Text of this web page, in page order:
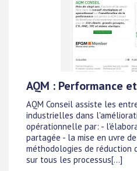
AQM : Performance
AQM Conseil assiste les
industrielles dans
opérationnelle par: -
partagée - la mise en uvre
méthodologies de réduction
sur tous les processus[...]